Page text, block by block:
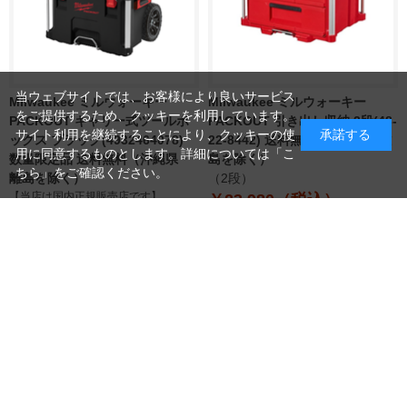
Milwaukee ミルウォーキー
PACKOUT キャリー式ツールボ
ックス ブラック(4932464078)
数量限定品 送料無料（沖縄県・
離島を除く）
【当店は国内正規販売店です】
Milwaukee ミルウォーキー
PACKOUT 引き出し収納 2段(48-
22-8442) 送料無料（沖縄県・離
島を除く）
（2段）
￥23,980（税込）
当ウェブサイトでは、お客様により良いサービス
をご提供するため、クッキーを利用しています。
サイト利用を継続することにより、クッキーの使
用に同意するものとします。詳細については「 こ
ちら」をご確認ください。
承諾する